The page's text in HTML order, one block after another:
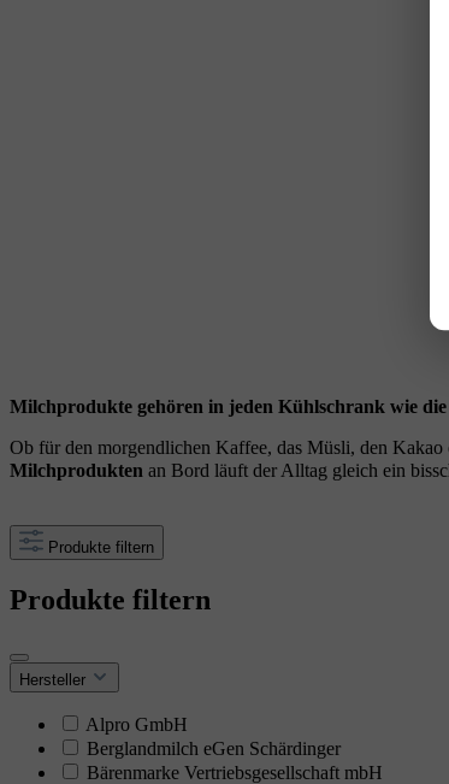
Milchprodukte gehören in jeden Kühlschrank wie
Ob für den morgendlichen Kaffee, das Müsli, den
Milchprodukten an Bord läuft der Alltag gleich ein
Produkte filtern
Produkte filtern
Hersteller
Alpro GmbH
Berglandmilch eGen Schärdinger
Bärenmarke Vertriebsgesellschaft mbH